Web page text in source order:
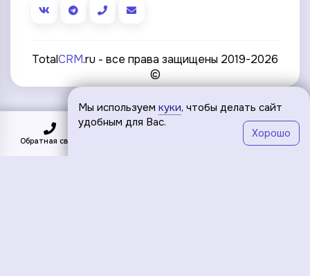
Обратная связь Меню
TotalCRM.ru - все права защищены 2019-2026
©
Мы используем куки, чтобы делать сайт
удобным для Вас.
Хорошо